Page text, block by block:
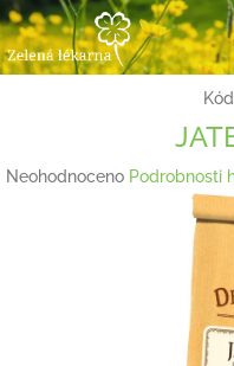
Přejít
na
obsah
Průměrné
Neohodnoceno Podrobnosti